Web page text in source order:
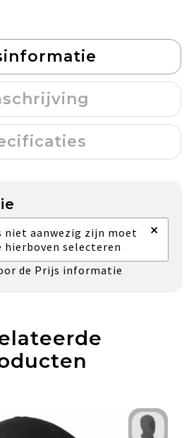
niet aanwezig zijn moet
hierboven selecteren
×
de Prijs informatie